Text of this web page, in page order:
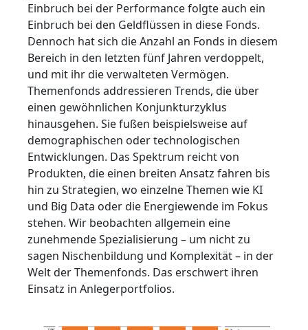
Einbruch bei der Performance folgte auch ein
Einbruch bei den Geldflüssen in diese Fonds.
Dennoch hat sich die Anzahl an Fonds in diesem
Bereich in den letzten fünf Jahren verdoppelt,
und mit ihr die verwalteten Vermögen.
Themenfonds addressieren Trends, die über
einen gewöhnlichen Konjunkturzyklus
hinausgehen. Sie fußen beispielsweise auf
demographischen oder technologischen
Entwicklungen. Das Spektrum reicht von
Produkten, die einen breiten Ansatz fahren bis
hin zu Strategien, wo einzelne Themen wie KI
und Big Data oder die Energiewende im Fokus
stehen. Wir beobachten allgemein eine
zunehmende Spezialisierung – um nicht zu
sagen Nischenbildung und Komplexität – in der
Welt der Themenfonds. Das erschwert ihren
Einsatz in Anlegerportfolios.